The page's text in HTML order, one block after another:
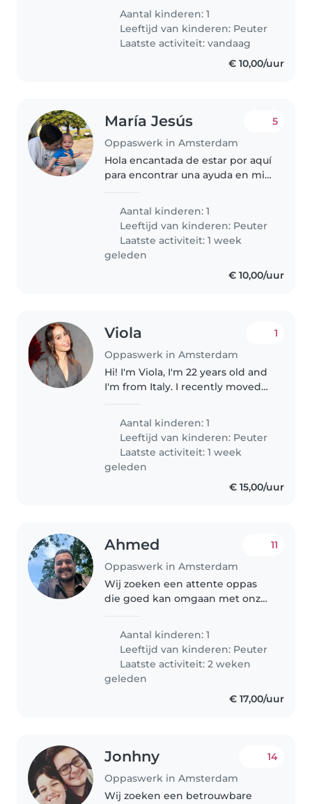
from 6am and take him to
school at 7:30am about 5mins
walk from home since we have
Aantal kinderen: 1
Leeftijd van kinderen: Peuter
Laatste activiteit: vandaag
€ 10,00/uur
María Jesús
Oppaswerk in Amsterdam
5
Hola encantada de estar por aquí
para encontrar una ayuda en mi
Aantal kinderen: 1
Leeftijd van kinderen: Peuter
Laatste activiteit: 1 week
geleden
€ 10,00/uur
Viola
Oppaswerk in Amsterdam
1
Hi! I'm Viola, I'm 22 years old and
I'm from Italy. I recently moved
looking for a lovely family to
support as a babysitter. I've
always loved being around..
Aantal kinderen: 1
Leeftijd van kinderen: Peuter
Laatste activiteit: 1 week
geleden
€ 15,00/uur
Ahmed
Oppaswerk in Amsterdam
11
Wij zoeken een attente oppas
die goed kan omgaan met onze
vriendelijke dreumes. Er is een
hond in huis, dus wat ervaring
met huisdieren is een pré. Graag
iemand..
Aantal kinderen: 1
Leeftijd van kinderen: Peuter
Laatste activiteit: 2 weken
geleden
€ 17,00/uur
Jonhny
Oppaswerk in Amsterdam
14
Wij zoeken een betrouwbare